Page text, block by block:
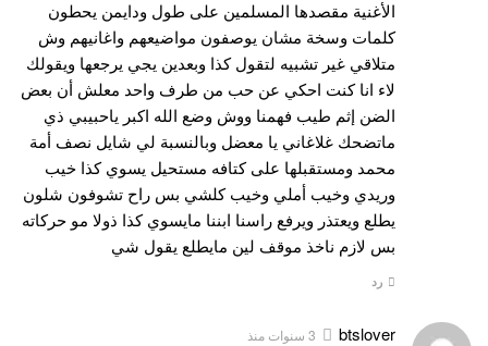
الأغنية مقصدها المسلمين على طول ودايمن يحطون
كلمات وسخة مشان يوصفون مواضيعهم واغانيهم وش
متلاقي غير تشبيه لتقول كذا وبعدين يجي يرجعها ويقولك
لاء انا كنت احكي عن حب من طرف واحد معلش أن بعض
الضن إثم طيب فهمنا ووش وضع الله اكبر ياحبيبي ذي
ماتضحك غلاغاني يا معضل وبالنسبة لي شايل نصف أمة
محمد ومستقبلها على كتافه مستحيل يسوي كذا خيب
وريدي وخيب أملي وخيب كلشي بس راح تشوفون شلون
يطلع ويعتذر ويرفع راسنا ابننا مايسوي كذا ذولا مو حركاته
بس لازم ناخذ موقف لين مايطلع يقول شي
رد
btslover 3 سنوات منذ